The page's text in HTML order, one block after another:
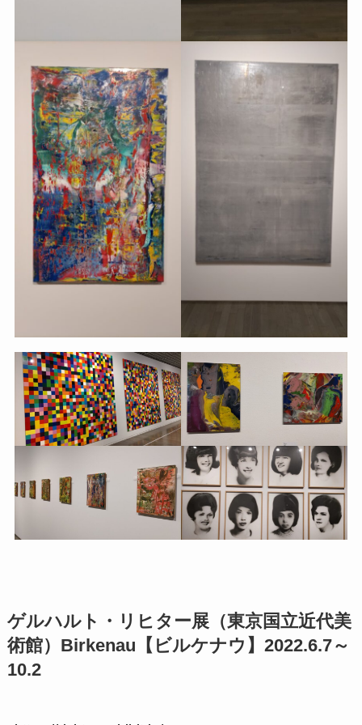
ゲルハルト・リヒター展（東京国立近代美
術館）Birkenau【ビルケナウ】2022.6.7～
10.2